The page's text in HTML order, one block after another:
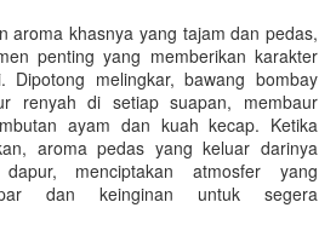
aroma khasnya yang tajam dan pedas,
penting yang memberikan karakter
Dipotong melingkar, bawang bombay
renyah di setiap suapan, membaur
ayam dan kuah kecap. Ketika
aroma pedas yang keluar darinya
menciptakan atmosfer yang
dan keinginan untuk segera